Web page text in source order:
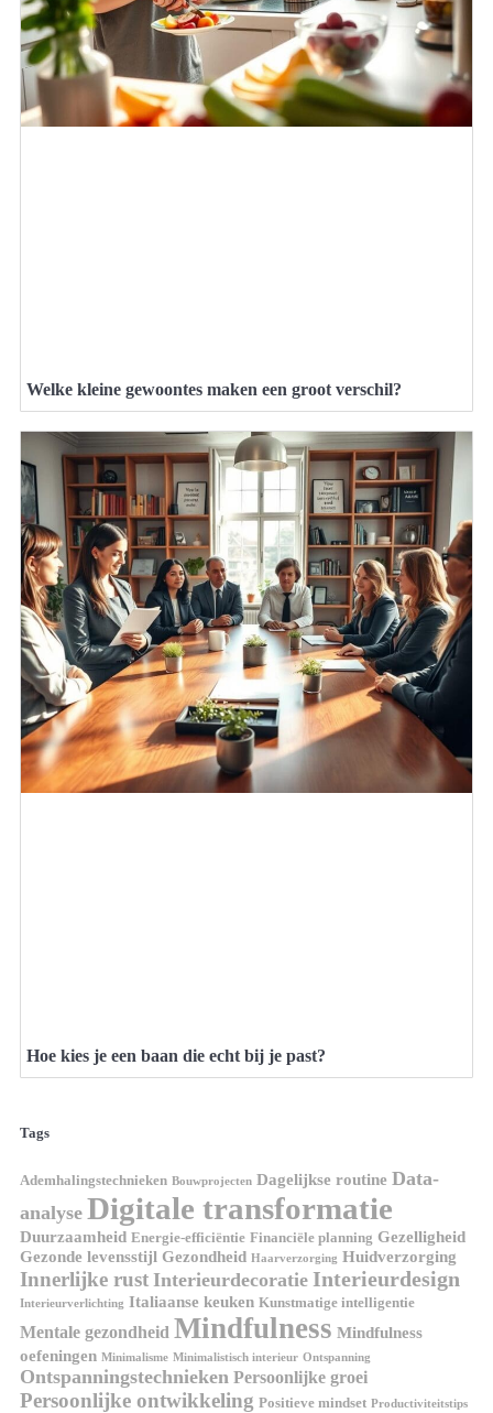
Welke kleine gewoontes maken een groot verschil?
Hoe kies je een baan die echt bij je past?
Tags
Ademhalingstechnieken Bouwprojecten Dagelijkse routine Data-
analyse Digitale transformatie
Duurzaamheid Energie-efficiëntie Financiële planning Gezelligheid
Gezonde levensstijl Gezondheid Haarverzorging Huidverzorging
Innerlijke rust Interieurdecoratie Interieurdesign
Interieurverlichting Italiaanse keuken Kunstmatige intelligentie
Mentale gezondheid Mindfulness Mindfulness
oefeningen Minimalisme Minimalistisch interieur Ontspanning
Ontspanningstechnieken Persoonlijke groei
Persoonlijke ontwikkeling Positieve mindset Productiviteitstips